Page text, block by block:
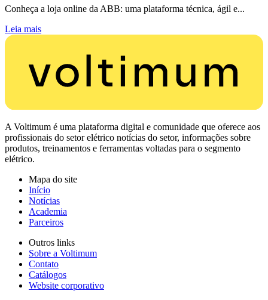
Conheça a loja online da ABB: uma plataforma técnica, ágil e...
Leia mais
A Voltimum é uma plataforma digital e comunidade que oferece aos
profissionais do setor elétrico notícias do setor, informações sobre
produtos, treinamentos e ferramentas voltadas para o segmento
elétrico.
Mapa do site
Início
Notícias
Academia
Parceiros
Outros links
Sobre a Voltimum
Contato
Catálogos
Website corporativo